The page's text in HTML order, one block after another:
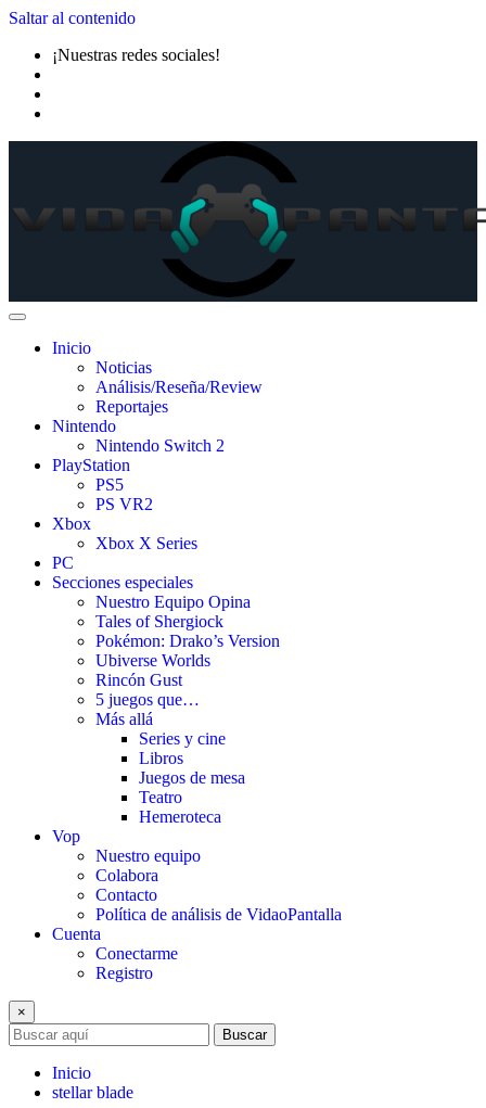
Saltar al contenido
¡Nuestras redes sociales!
Inicio
Noticias
Análisis/Reseña/Review
Reportajes
Nintendo
Nintendo Switch 2
PlayStation
PS5
PS VR2
Xbox
Xbox X Series
PC
Secciones especiales
Nuestro Equipo Opina
Tales of Shergiock
Pokémon: Drako’s Version
Ubiverse Worlds
Rincón Gust
5 juegos que…
Más allá
Series y cine
Libros
Juegos de mesa
Teatro
Hemeroteca
Vop
Nuestro equipo
Colabora
Contacto
Política de análisis de VidaoPantalla
Cuenta
Conectarme
Registro
×
Buscar
Inicio
stellar blade